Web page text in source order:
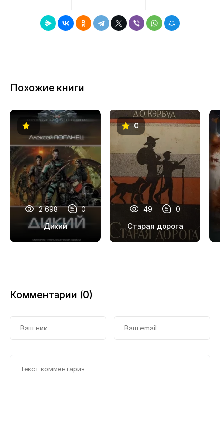
Похожие книги
2 698 0
Дикий
0
49 0
Старая дорога
Комментарии (0)